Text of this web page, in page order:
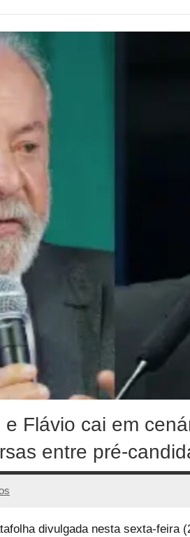
Flávio cai em
entre pré-
divulgada nesta sexta-feira